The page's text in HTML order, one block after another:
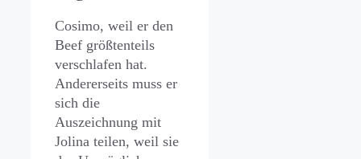
Cosimo, weil er den
Beef größtenteils
verschlafen hat.
Andererseits muss er
sich die
Auszeichnung mit
Jolina teilen, weil sie